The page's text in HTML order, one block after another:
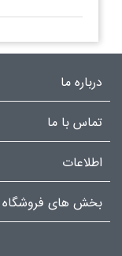
درباره ما
تماس با ما
اطلاعات
بخش های فروشگاه